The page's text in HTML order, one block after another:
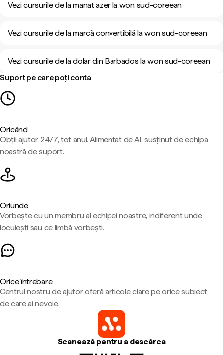
Vezi cursurile de la manat azer la won sud-coreean
Vezi cursurile de la marcă convertibilă la won sud-coreean
Vezi cursurile de la dolar din Barbados la won sud-coreean
Suport pe care poți conta
Oricând
Obții ajutor 24/7, tot anul. Alimentat de AI, susținut de echipa
noastră de suport.
Oriunde
Vorbește cu un membru al echipei noastre, indiferent unde
locuiești sau ce limbă vorbești.
Orice întrebare
Centrul nostru de ajutor oferă articole clare pe orice subiect
de care ai nevoie.
Scanează pentru a descărca